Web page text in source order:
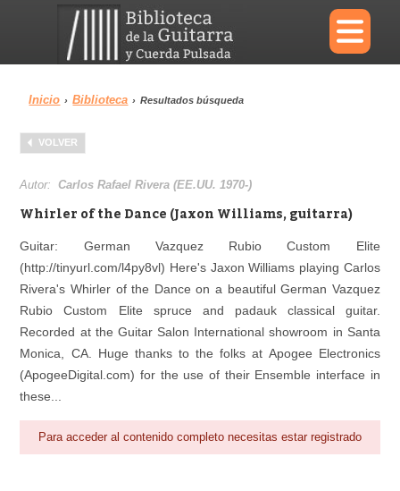
×
Menu
Biblioteca
Área personal Reproductor
Inicio › Biblioteca › Resultados búsqueda
VOLVER
Autor:Carlos Rafael Rivera (EE.UU. 1970-)
Whirler of the Dance (Jaxon Williams, guitarra)
Guitar: German Vazquez Rubio Custom Elite
(http://tinyurl.com/l4py8vl) Here's Jaxon Williams playing Carlos
Rivera's Whirler of the Dance on a beautiful German Vazquez
Rubio Custom Elite spruce and padauk classical guitar.
Recorded at the Guitar Salon International showroom in Santa
Monica, CA. Huge thanks to the folks at Apogee Electronics
(ApogeeDigital.com) for the use of their Ensemble interface in
these...
Para acceder al contenido completo necesitas estar registrado